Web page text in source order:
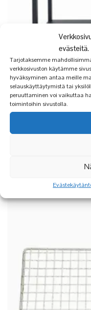
evästeitä.
Tarjotaksemme
verkkosivuston käytämme
hyväksyminen antaa meille
selauskäyttäytymistä tai
peruuttaminen voi vaikuttaa
toimintoihin sivustolla.
HIILIGRILLI |